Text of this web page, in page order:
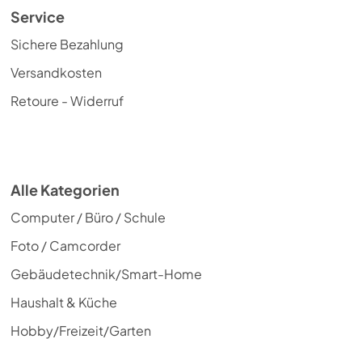
Service
Sichere Bezahlung
Versandkosten
Retoure - Widerruf
Alle Kategorien
Computer / Büro / Schule
Foto / Camcorder
Gebäudetechnik/Smart-Home
Haushalt & Küche
Hobby/Freizeit/Garten